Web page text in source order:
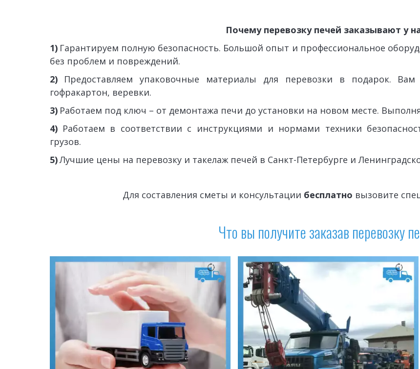
Почему перевозку печей заказывают у
1)Гарантируем полную безопасность. Большой опыт и профессиональное
без проблем и повреждений.
2)Предоставляем упаковочные материалы для перевозки в подарок.
гофракартон, веревки.
3)Работаем под ключ – от демонтажа печи до установки на новом месте.
4)Работаем в соответствии с инструкциями и нормами техники
грузов.
5) Лучшие цены на перевозку и такелаж печей в Санкт-Петербурге и
Для составления сметы и консультации бесплатно вызовите
Что вы получите заказав перевозку